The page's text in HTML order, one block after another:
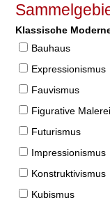
Klassische
Bauhaus
Expressionismus
Fauvismus
Figurative
Futurismus
Impressionismus
Konstruktivismus
Kubismus